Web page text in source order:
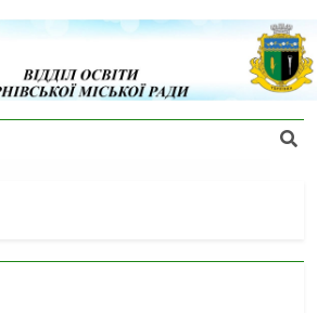
Відділ
Освіти
Ради